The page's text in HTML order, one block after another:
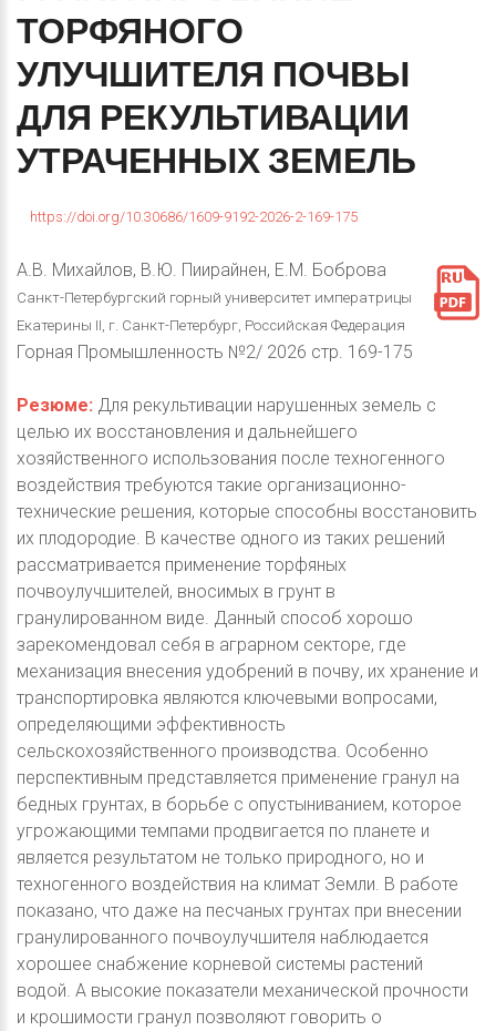
ТОРФЯНОГО
УЛУЧШИТЕЛЯ ПОЧВЫ
ДЛЯ РЕКУЛЬТИВАЦИИ
УТРАЧЕННЫХЗЕМЕЛЬ
https://doi.org/10.30686/1609-9192-2026-2-169-175
А.В. Михайлов, В.Ю. Пиирайнен, Е.М. Боброва
Санкт-Петербургский горный университет императрицы
Екатерины II, г. Санкт-Петербург, Российская Федерация
Горная Промышленность №2/ 2026 стр. 169-175
Резюме: Для рекультивации нарушенных земель с
целью их восстановления и дальнейшего
хозяйственного использования после техногенного
воздействия требуются такие организационно-
технические решения, которые способны восстановить
их плодородие. В качестве одного из таких решений
рассматривается применение торфяных
почвоулучшителей, вносимых в грунт в
гранулированном виде. Данный способ хорошо
зарекомендовал себя в аграрном секторе, где
механизация внесения удобрений в почву, их хранение и
транспортировка являются ключевыми вопросами,
определяющими эффективность
сельскохозяйственного производства. Особенно
перспективным представляется применение гранул на
бедных грунтах, в борьбе с опустыниванием, которое
угрожающими темпами продвигается по планете и
является результатом не только природного, но и
техногенного воздействия на климат Земли. В работе
показано, что даже на песчаных грунтах при внесении
гранулированного почвоулучшителя наблюдается
хорошее снабжение корневой системы растений
водой. А высокие показатели механической прочности
и крошимости гранул позволяют говорить о